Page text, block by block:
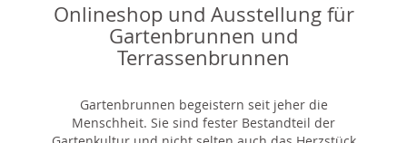
Onlineshop und Ausstellung für
Gartenbrunnen und
Terrassenbrunnen
Gartenbrunnen begeistern seit jeher die
Menschheit. Sie sind fester Bestandteil der